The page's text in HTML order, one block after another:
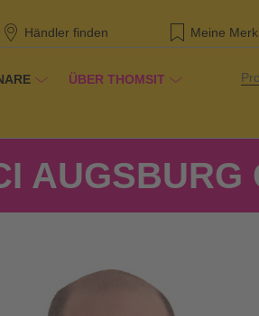
Händler finden Meine
ÜBER THOMSIT
AUGSBURG